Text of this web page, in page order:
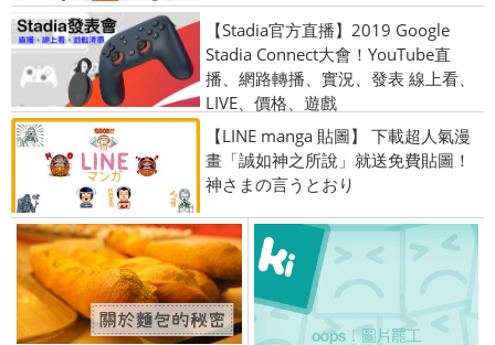
【Stadia官方直播】2019 Google
Stadia Connect大會！YouTube直
播、網路轉播、實況、發表 線上看、
LIVE、價格、遊戲
【LINE manga 貼圖】 下載超人氣漫
畫「誠如神之所說」就送免費貼圖！
神さまの言うとおり